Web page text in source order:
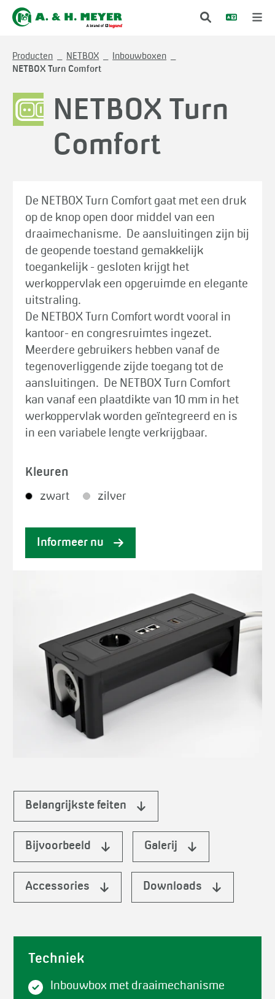
Producten NETBOX
Inbouwboxen
NETBOX Turn Comfort
NETBOX Turn
Comfort
De NETBOX Turn Comfort gaat met een druk
op de knop open door middel van een
draaimechanisme. De aansluitingen zijn bij
de geopende toestand gemakkelijk
toegankelijk - gesloten krijgt het
werkoppervlak een opgeruimde en elegante
uitstraling.
De NETBOX Turn Comfort wordt vooral in
kantoor- en congresruimtes ingezet.
Meerdere gebruikers hebben vanaf de
tegenoverliggende zijde toegang tot de
aansluitingen. De NETBOX Turn Comfort
kan vanaf een plaatdikte van 10 mm in het
werkoppervlak worden geïntegreerd en is
in een variabele lengte verkrijgbaar.
Kleuren
zwart zilver
Informeer nu
Belangrijkste feiten
Bijvoorbeeld Galerij
Accessories Downloads
Techniek
Inbouwbox met draaimechanisme